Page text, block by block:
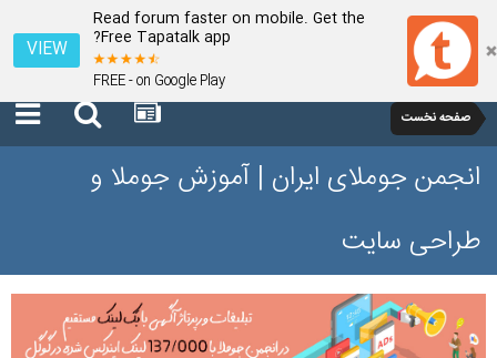
Read forum faster on mobile. Get the
Free Tapatalk app?
FREE - on Google Play
VIEW
صفحه نخست
انجمن جوملای ایران | آموزش جوملا و
طراحی سایت